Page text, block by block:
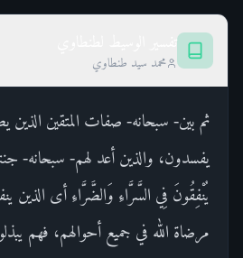
محمد سيد طنطاوي
ثم بين- سبحانه- صفات المتقين
يفسدون، والذين أعد لهم- سبحانه-
يُنْفِقُونَ فِي السَّرَّاءِ وَالضَّرَّاءِ أى الذين
مرضاة الله في جميع أحوالهم، فهم